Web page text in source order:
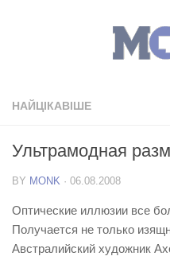
НАЙЦІКАВІШЕ
Ультрамодная
BY MONK · 06.08.2008
Оптические иллюзии все
Получается не только
Австралийский художник